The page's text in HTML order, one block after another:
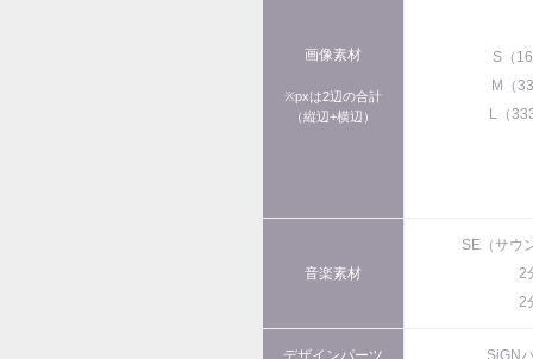
画像素材
※pxは2辺の合計
（縦辺+横辺）
S（
M（
L（
音楽素材
SE（サウ
2
2
デザインパーツ SiGN